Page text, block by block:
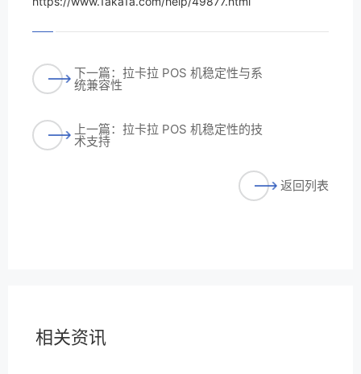
下一篇：拉卡拉 POS 机稳定性与系
统兼容性
上一篇：拉卡拉 POS 机稳定性的技
术支持
返回列表
相关资讯